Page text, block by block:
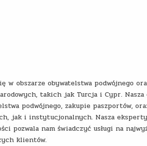
w obszarze obywatelstwa podwójnego
takich jak Turcja i Cypr.
podwójnego, zakupie paszportów,
jak i instytucjonalnych. Nasza
pozwala nam świadczyć usługi na
klientów.